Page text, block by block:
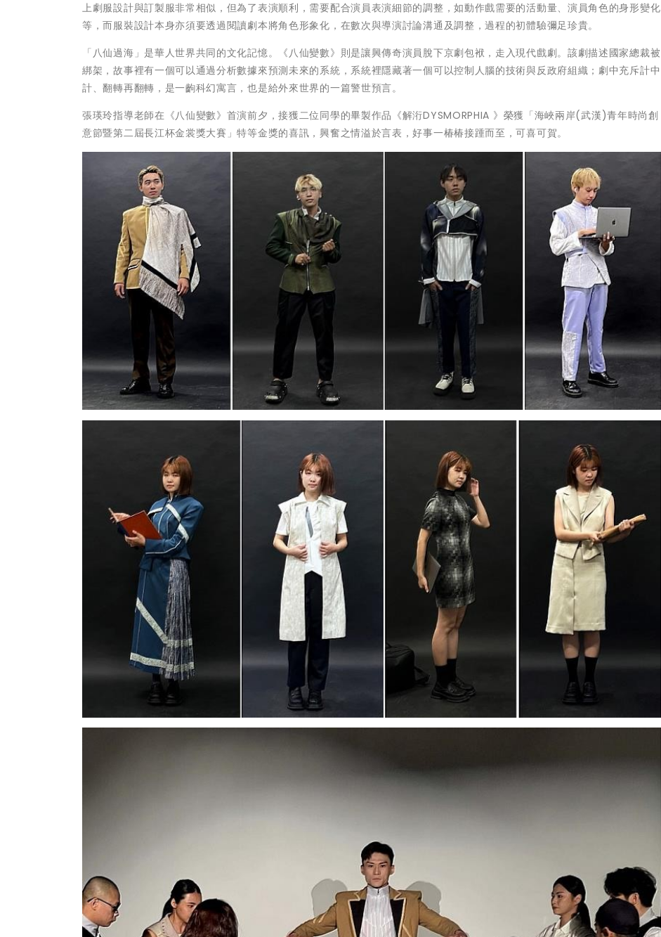
上劇服設計與訂製服非常相似，但為了表演順利，需要配合演員表演細節的調整，如動作戲需要的活動量、演員角色的身形變化
等，而服裝設計本身亦須要透過閱讀劇本將角色形象化，在數次與導演討論溝通及調整，過程的初體驗彌足珍貴。
「八仙過海」是華人世界共同的文化記憶。《八仙變數》則是讓興傳奇演員脫下京劇包袱，走入現代戲劇。該劇描述國家總裁被
綁架，故事裡有一個可以通過分析數據來預測未來的系統，系統裡隱藏著一個可以控制人腦的技術與反政府組織；劇中充斥計中
計、翻轉再翻轉，是一齣科幻寓言，也是給外來世界的一篇警世預言。
張瑛玲指導老師在《八仙變數》首演前夕，接獲二位同學的畢製作品《解洐DYSMORPHIA 》榮獲「海峽兩岸(武漢)青年時尚創
意節暨第二屆長江杯金裳獎大賽」特等金獎的喜訊，興奮之情溢於言表，好事一椿椿接踵而至，可喜可賀。